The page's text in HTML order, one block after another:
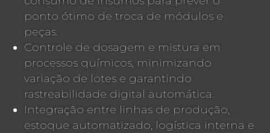
ponto ótimo de troca de módulos e
peças.
Controle de dosagem e mistura em
processos químicos, minimizando
variação de lotes e garantindo
rastreabilidade digital automática.
Integração entre linhas de produção,
estoque automatizado, logística interna e